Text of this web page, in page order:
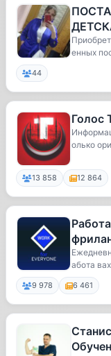
енных
44
Голос
олько
13 858 12 864
вахтой
абота
а...
9 978 6 461